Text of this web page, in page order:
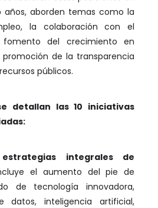
años, aborden temas como la
la colaboración con el
del crecimiento en
de la transparencia
públicos.
detallan las 10 iniciativas
integrales de
el aumento del pie de
de tecnología innovadora,
datos, inteligencia artificial,